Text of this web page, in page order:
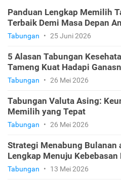
Panduan Lengkap Memilih
Terbaik Demi Masa Depan
Tabungan • 25 Juni 2026
5 Alasan Tabungan
Tameng Kuat Hadapi
Tabungan • 26 Mei 2026
Tabungan Valuta Asing:
Memilih yang Tepat
Tabungan • 26 Mei 2026
Strategi Menabung Bulanan
Lengkap Menuju Kebebasan
Tabungan • 13 Mei 2026